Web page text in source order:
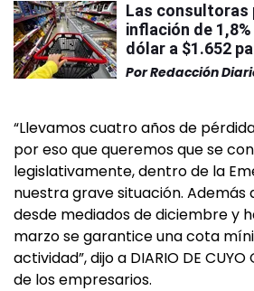
Las consultoras
inflación de
dólar a $1.652
PorRedacción
“Llevamos cuatro años de
por eso que queremos que se
legislativamente, dentro de la
nuestra grave situación. Además
desde mediados de diciembre y
marzo se garantice una cota
actividad”, dijo a DIARIO DE CUYO
de los empresarios.